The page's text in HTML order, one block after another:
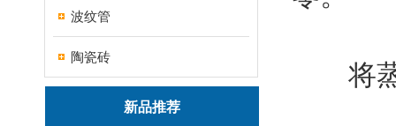
波纹管
陶瓷砖
新品推荐
将蒸